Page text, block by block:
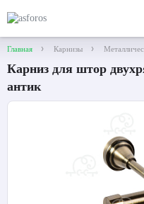
Главная Карнизы
Карниз для штор
антик